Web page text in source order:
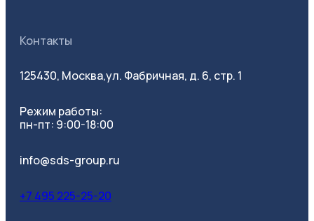
Контакты
125430, Москва,ул. Фабричная, д. 6, стр. 1
Режим работы:
пн-пт: 9:00-18:00
info@sds-group.ru
+7 495 225-25-20